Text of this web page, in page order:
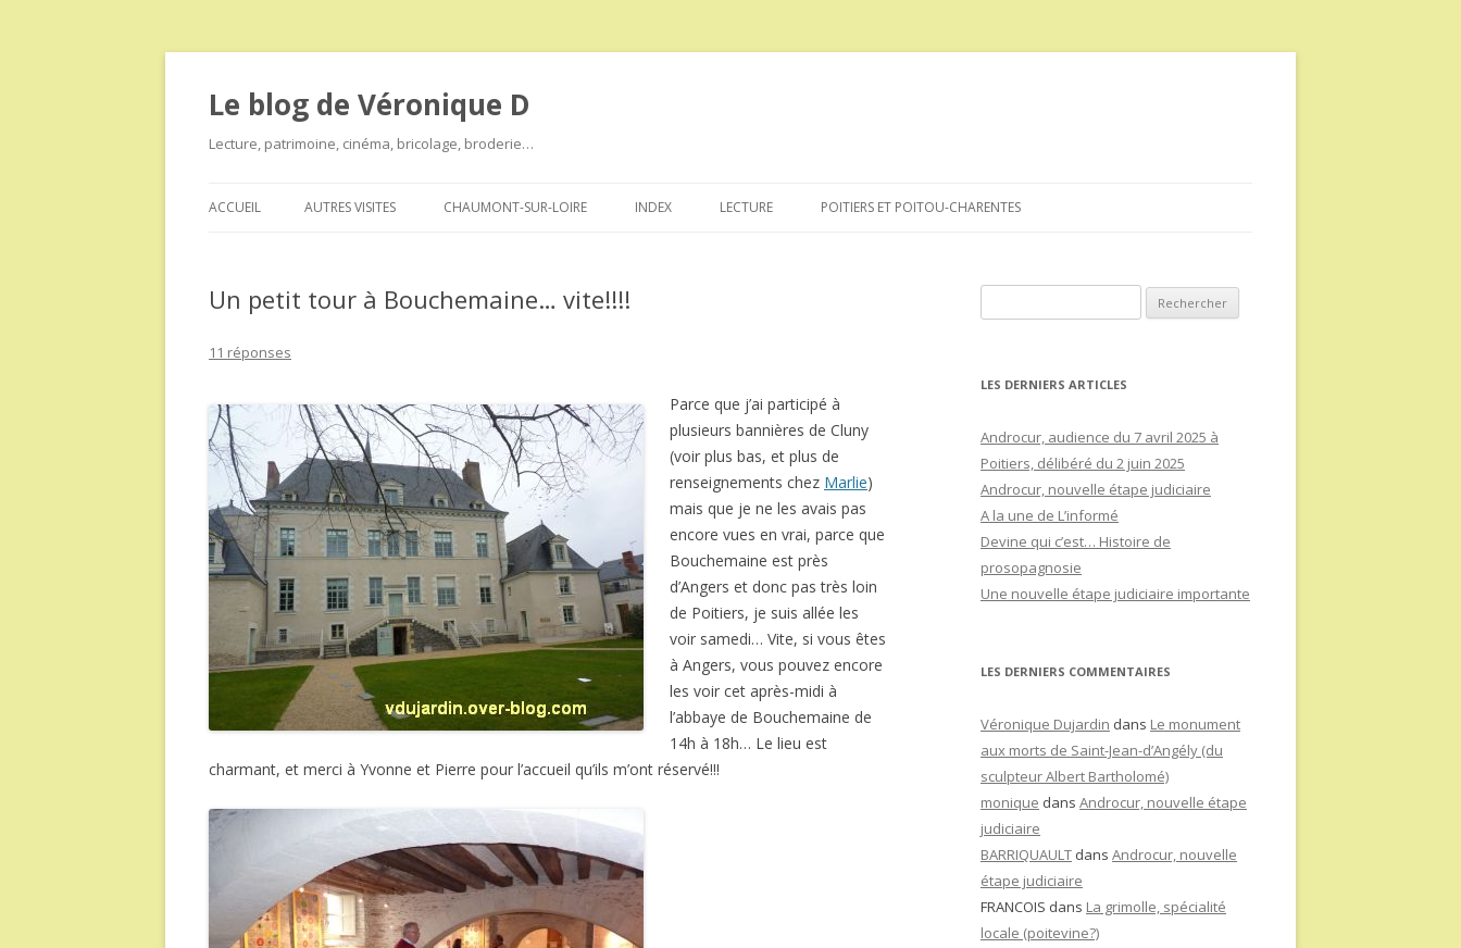
Le blog de Véronique D
Lecture, patrimoine, cinéma, bricolage, broderie…
au
ACCUEIL AUTRES VISITES CHAUMONT-SUR-LOIRE INDEX LECTURE POITIERS ET POITOU-CHARENTES
Un petit tour à Bouchemaine… vite!!!!
11 réponses
Parce que j’ai participé à
plusieurs bannières de Cluny
(voir plus bas, et plus de
renseignements chez Marlie)
mais que je ne les avais pas
encore vues en vrai, parce que
Bouchemaine est près
d’Angers et donc pas très loin
de Poitiers, je suis allée les
voir samedi… Vite, si vous êtes
à Angers, vous pouvez encore
les voir cet après-midi à
l’abbaye de Bouchemaine de
14h à 18h… Le lieu est
charmant, et merci à Yvonne et Pierre pour l’accueil qu’ils m’ont réservé!!!
LES DERNIERS ARTICLES
Androcur, audience du 7 avril 2025 à
Poitiers, délibéré du 2 juin 2025
Androcur, nouvelle étape judiciaire
A la une de L’informé
Devine qui c’est… Histoire de
prosopagnosie
Une nouvelle étape judiciaire importante
LES DERNIERS COMMENTAIRES
Véronique Dujardin dans Le monument
aux morts de Saint-Jean-d’Angély (du
sculpteur Albert Bartholomé)
monique dans Androcur, nouvelle étape
judiciaire
BARRIQUAULT dans Androcur, nouvelle
étape judiciaire
FRANCOIS dans La grimolle, spécialité
locale (poitevine?)